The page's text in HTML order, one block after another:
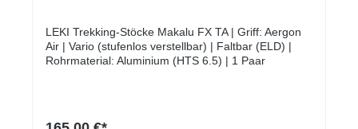
LEKI Trekking-Stöcke Makalu FX TA | Griff: Aergon
Air | Vario (stufenlos verstellbar) | Faltbar (ELD) |
Rohrmaterial: Aluminium (HTS 6.5) | 1 Paar